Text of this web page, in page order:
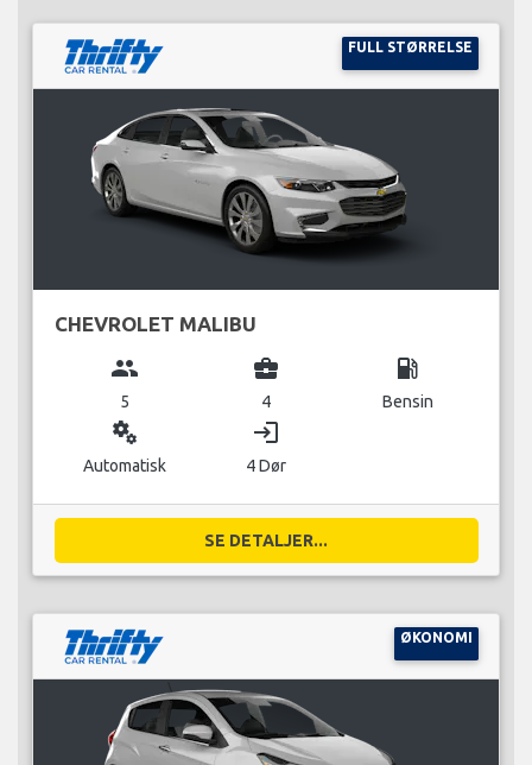
FULL STØRRELSE
CHEVROLET MALIBU
group
5
business_center
4
local_gas_station
Bensin
miscellaneous_services
Automatisk
login
4 Dør
SE DETALJER...
ØKONOMI